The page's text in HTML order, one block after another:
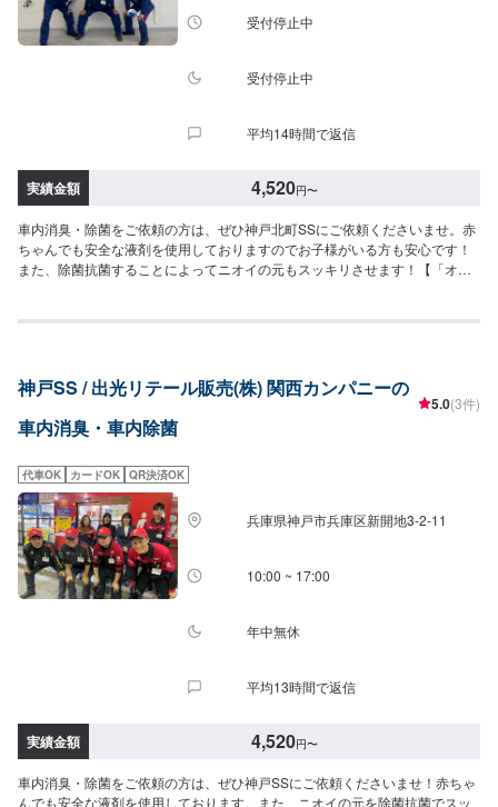
受付停止中
受付停止中
平均14時間で返信
実績金額 4,520円〜
車内消臭・除菌をご依頼の方は、ぜひ神戸北町SSにご依頼くださいませ。赤
ちゃんでも安全な液剤を使用しておりますのでお子様がいる方も安心です！
また、除菌抗菌することによってニオイの元もスッキリさせます！【「オー
SS：7,150円S：7,810円M：8,240円L：8,800円LL：9,350円XL：11,000円
神戸SS / 出光リテール販売(株) 関西カンパニーの
車内消臭・車内除菌
5.0(3件)
代車OK カードOK QR決済OK
兵庫県神戸市兵庫区新開地3-2-11
10:00 ~ 17:00
年中無休
平均13時間で返信
実績金額 4,520円〜
車内消臭・除菌をご依頼の方は、ぜひ神戸SSにご依頼くださいませ！赤ちゃ
んでも安全な液剤を使用しております。また、ニオイの元を除菌抗菌でスッ